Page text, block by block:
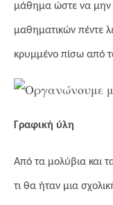
μάθημα ώστε να μην
μαθηματικών πέντε
κρυμμένο πίσω από
Γραφική ύλη
Από τα μολύβια και
τι θα ήταν μια